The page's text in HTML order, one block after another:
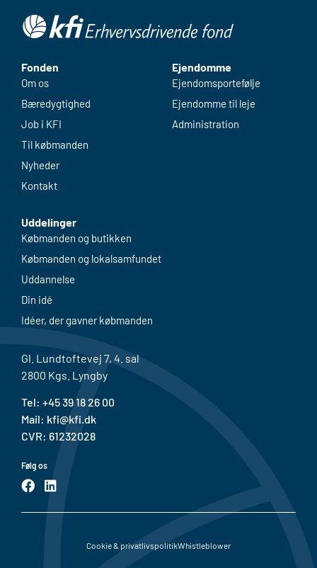
Gl. Lundtoftevej 7, 4. sal
2800 Kgs. Lyngby
Tel: +45 39 18 26 00
Mail: kfi@kfi.dk
CVR: 61232028
Følg os
F
a
L
i
Fonden
Om os
Bæredygtighed
Job i KFI
Til købmanden
Nyheder
Kontakt
Uddelinger
Købmanden og butikken
Købmanden og lokalsamfundet
Uddannelse
Din idé
Idéer, der gavner købmanden
Ejendomme
Ejendomsportefølje
Ejendomme til leje
Administration
Cookie & privatlivspolitikWhistleblower